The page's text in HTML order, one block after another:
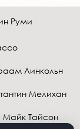
Руми
Линкольн
Мелихан
Майк Тайсон